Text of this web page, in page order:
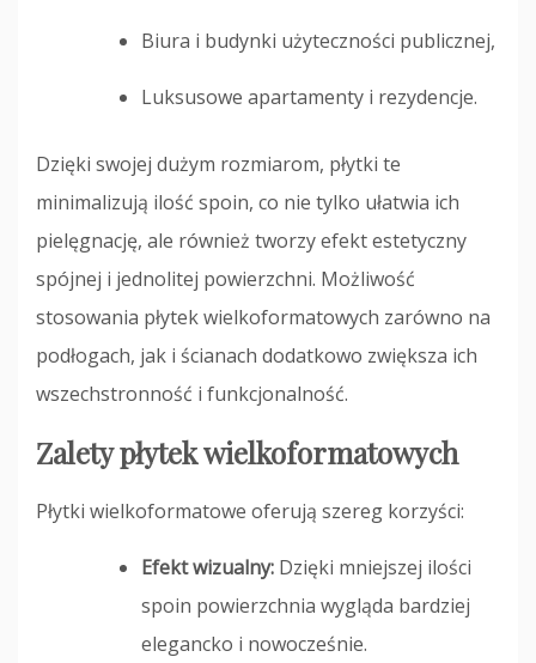
Biura i budynki użyteczności publicznej,
Luksusowe apartamenty i rezydencje.
Dzięki swojej dużym rozmiarom, płytki te
minimalizują ilość spoin, co nie tylko ułatwia ich
pielęgnację, ale również tworzy efekt estetyczny
spójnej i jednolitej powierzchni. Możliwość
stosowania płytek wielkoformatowych zarówno na
podłogach, jak i ścianach dodatkowo zwiększa ich
wszechstronność i funkcjonalność.
Zalety płytek wielkoformatowych
Płytki wielkoformatowe oferują szereg korzyści:
Efekt wizualny: Dzięki mniejszej ilości
spoin powierzchnia wygląda bardziej
elegancko i nowocześnie.